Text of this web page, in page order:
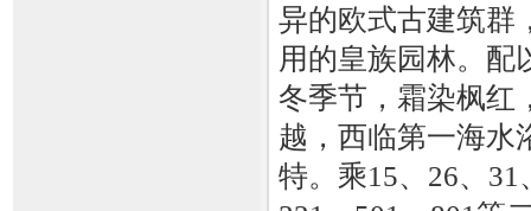
异的欧式古建筑群
用的皇族园林。配
冬季节，霜染枫红
越，西临第一海水
特。乘15、26、31